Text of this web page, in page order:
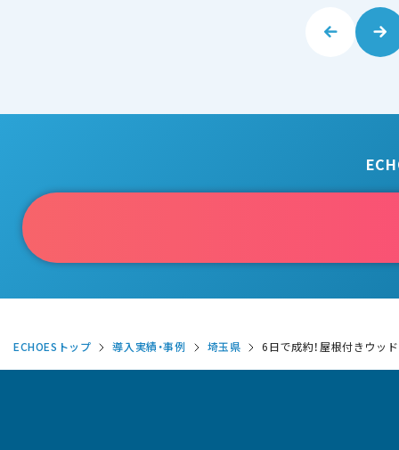
ECHOESトップ 導入実績・事例 埼玉県 6日で成約！屋根付きウッ